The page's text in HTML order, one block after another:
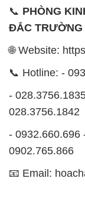
📞 PHÒNG
ĐẮC TRƯỜNG
🌐 Website:
📞 Hotline: -
-
028.3756.1842
- 0932.660.696
0902.765.866
📧 Email: